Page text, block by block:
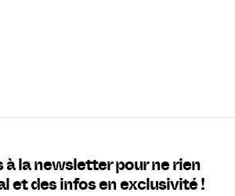
la newsletter pour ne rien
et des infos en exclusivité !